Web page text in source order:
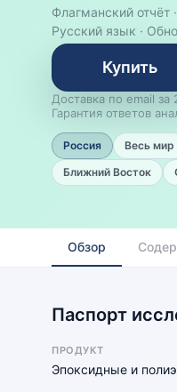
Флагманский отчёт
Русский язык ·
Купить
Доставка по email за
Гарантия ответов
Россия Весь мир
Ближний Восток
Обзор
Паспорт
ПРОДУКТ
Эпоксидные и